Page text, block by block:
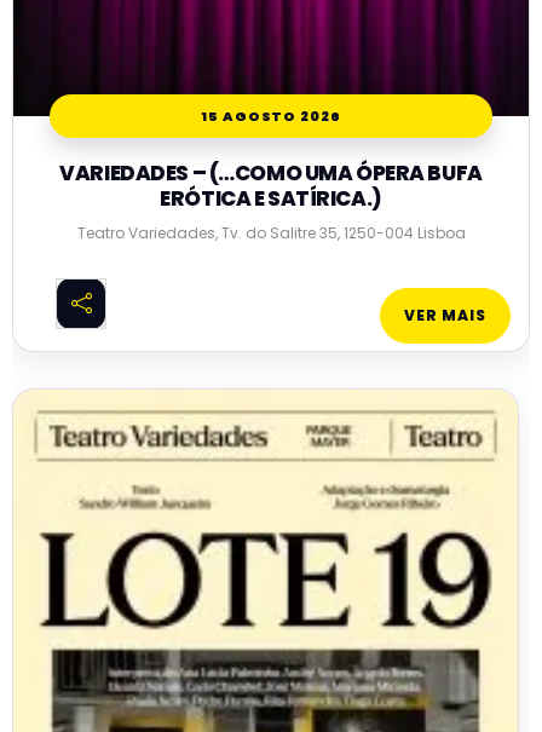
15 AGOSTO 2026
VARIEDADES – (…COMO UMA ÓPERA BUFA
ERÓTICA E SATÍRICA.)
Teatro Variedades, Tv. do Salitre 35, 1250-004 Lisboa
VER MAIS